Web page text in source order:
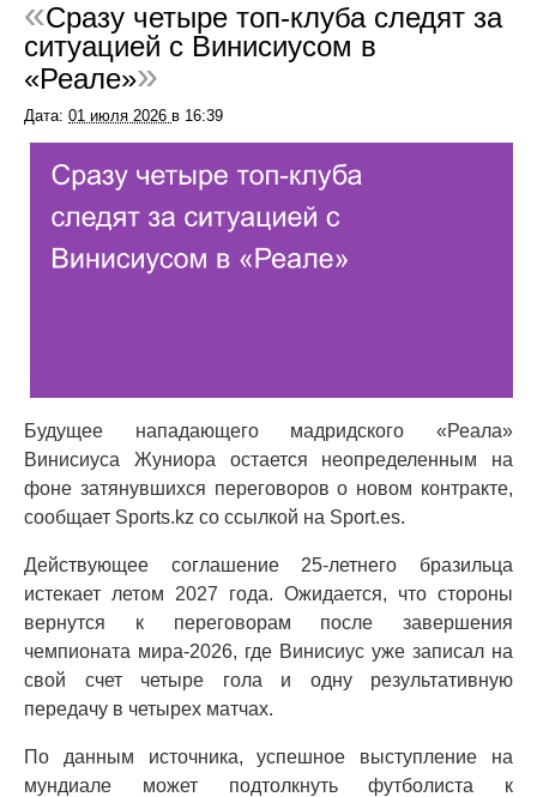
Сразу четыре топ-клуба следят за
ситуацией с Винисиусом в
«Реале»
Дата: 01 июля 2026 в 16:39
Будущее нападающего мадридского «Реала»
Винисиуса Жуниора остается неопределенным на
фоне затянувшихся переговоров о новом контракте,
сообщает Sports.kz со ссылкой на Sport.es.
Действующее соглашение 25-летнего бразильца
истекает летом 2027 года. Ожидается, что стороны
вернутся к переговорам после завершения
чемпионата мира-2026, где Винисиус уже записал на
свой счет четыре гола и одну результативную
передачу в четырех матчах.
По данным источника, успешное выступление на
мундиале может подтолкнуть футболиста к